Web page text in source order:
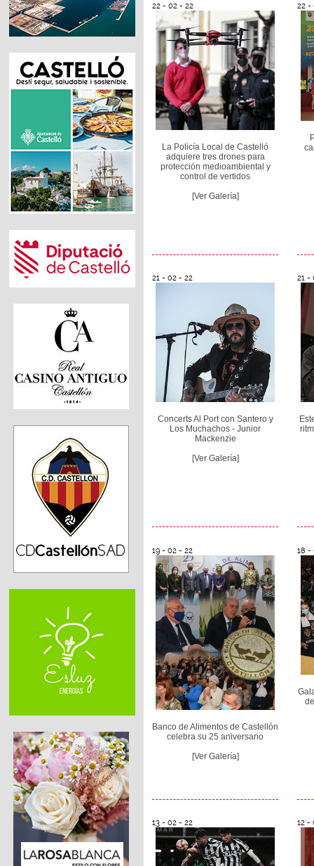
22 - 02 - 22
La Policía Local de Castelló
adquiere tres drones para
protección medioambiental y
control de vertidos
[Ver Galería]
22 -
21 - 02 - 22
Concerts Al Port con Santero y
Los Muchachos - Junior
Mackenzie
[Ver Galería]
21 -
19 - 02 - 22
Banco de Alimentos de Castellón
celebra su 25 aniversario
[Ver Galería]
18 -
13 - 02 - 22 12 -